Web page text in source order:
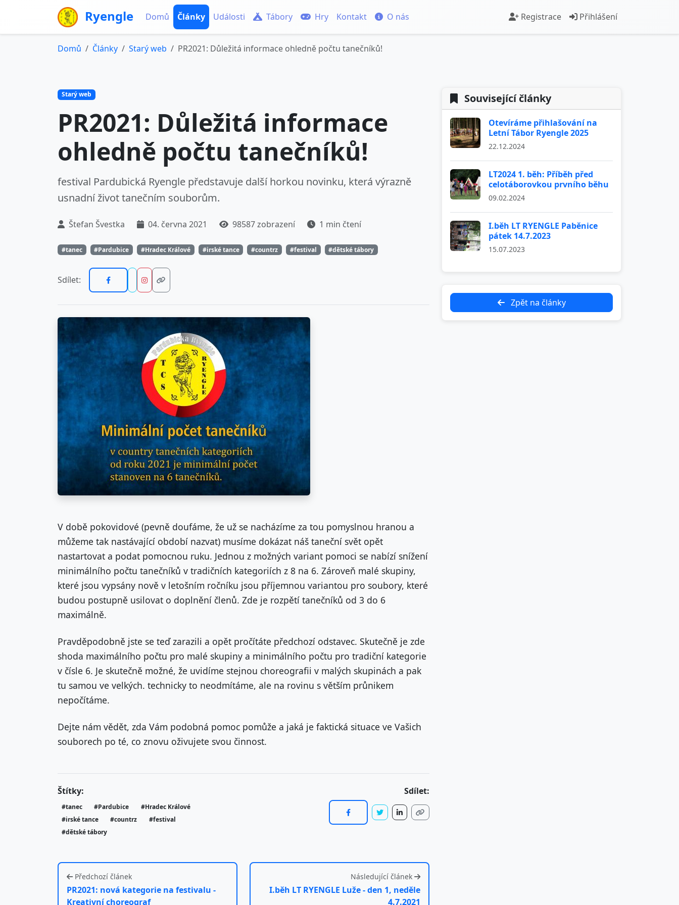
Ryengle Domů Články Události Tábory Hry Kontakt O nás Registrace Přihlášení
Domů Články Starý web PR2021: Důležitá informace ohledně počtu tanečníků!
Starý web
PR2021: Důležitá informace
ohledně počtu tanečníků!
festival Pardubická Ryengle představuje další horkou novinku, která výrazně
usnadní život tanečním souborům.
Štefan Švestka 04. června 2021 98587 zobrazení 1 min čtení
#tanec #Pardubice #Hradec Králové #irské tance #countrz #festival #dětské tábory
Sdílet:
V době pokovidové (pevně doufáme, že už se nacházíme za tou pomyslnou hranou a
můžeme tak nastávající období nazvat) musíme dokázat náš taneční svět opět
nastartovat a podat pomocnou ruku. Jednou z možných variant pomoci se nabízí snížení
minimálního počtu tanečníků v tradičních kategoriích z 8 na 6. Zároveň malé skupiny,
které jsou vypsány nově v letošním ročníku jsou příjemnou variantou pro soubory, které
budou postupně usilovat o doplnění členů. Zde je rozpětí tanečníků od 3 do 6
maximálně.
Pravděpodobně jste se teď zarazili a opět pročítáte předchozí odstavec. Skutečně je zde
shoda maximálního počtu pro malé skupiny a minimálního počtu pro tradiční kategorie
v čísle 6. Je skutečně možné, že uvidíme stejnou choreografii v malých skupinách a pak
tu samou ve velkých. technicky to neodmítáme, ale na rovinu s větším průnikem
nepočítáme.
Dejte nám vědět, zda Vám podobná pomoc pomůže a jaká je faktická situace ve Vašich
souborech po té, co znovu oživujete svou činnost.
Štítky:
#tanec #Pardubice
#Hradec Králové
#irské tance
#countrz
#festival
#dětské tábory
Sdílet:
Předchozí článek
PR2021: nová kategorie na festivalu -
Kreativní choreograf
Následující článek
I.běh LT RYENGLE Luže - den 1, neděle
4.7.2021
Související články
Otevíráme přihlašování na
Letní Tábor Ryengle 2025
22.12.2024
LT2024 1. běh: Příběh před
celotáborovkou prvního běhu
09.02.2024
I.běh LT RYENGLE Paběnice
pátek 14.7.2023
15.07.2023
Zpět na články